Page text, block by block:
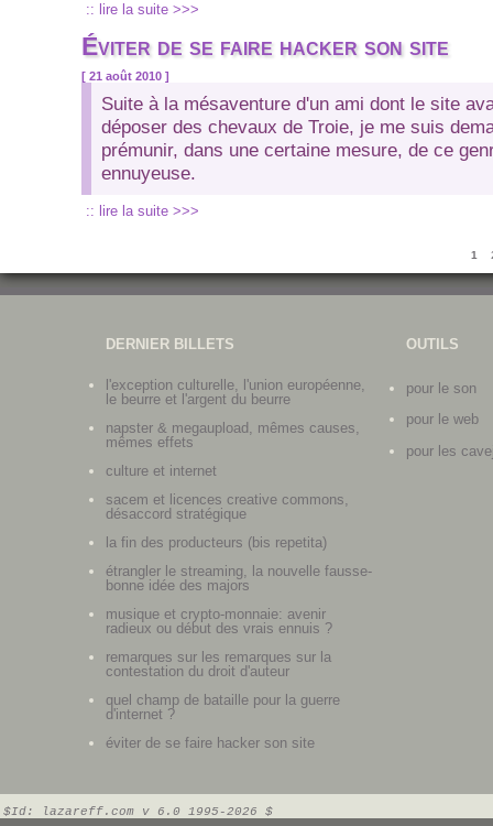
:: lire la suite >>>
Éviter de se faire hacker son site
[ 21 août 2010 ]
Suite à la mésaventure d'un ami dont le site
déposer des chevaux de Troie, je me suis
prémunir, dans une certaine mesure, de ce
ennuyeuse.
:: lire la suite >>>
1
DERNIER BILLETS
l'exception culturelle, l'union européenne,
le beurre et l'argent du beurre
napster & megaupload, mêmes causes,
mêmes effets
culture et internet
sacem et licences creative commons,
désaccord stratégique
la fin des producteurs (bis repetita)
étrangler le streaming, la nouvelle fausse-
bonne idée des majors
musique et crypto-monnaie: avenir
radieux ou début des vrais ennuis ?
remarques sur les remarques sur la
contestation du droit d'auteur
quel champ de bataille pour la guerre
d'internet ?
éviter de se faire hacker son site
OUTILS
pour le son
pour le web
pour les
$Id: lazareff.com v 6.0 1995-2026 $